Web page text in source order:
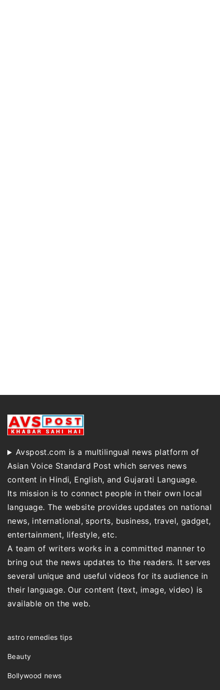
Avspost.com is a multilingual news platform of
Asian Voice Standard Post which serves news
content in Hindi, English, and Gujarati Language.
Its mission is to connect people in their own local
language. The website provides updates on national
news, international, sports, business, travel, gadget,
entertainment, lifestyle, etc.
A team of writers works in a committed manner to
bring out the news updates to the readers. It serves
several unique and useful videos for its audience in
their language. Our content (text, image, video) is
available on the web.
astro remedies tips
Beauty
Bollywood news